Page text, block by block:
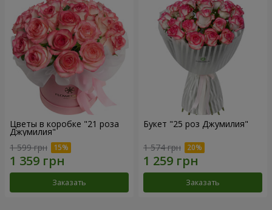
Цветы в коробке "21 роза
Джумилия"
1 599 грн
Заказать
Букет "25 роз Джумилия"
1 574 грн
Заказать